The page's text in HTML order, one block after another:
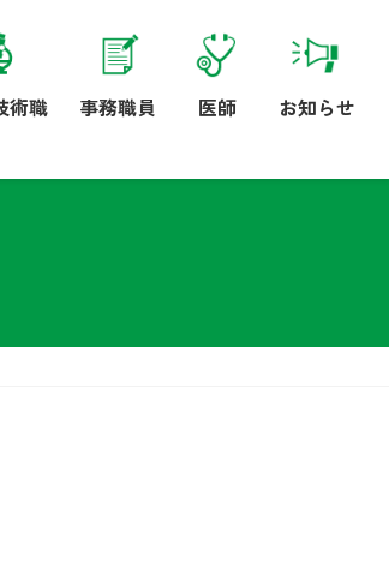
術職 事務職員 医師 お知らせ